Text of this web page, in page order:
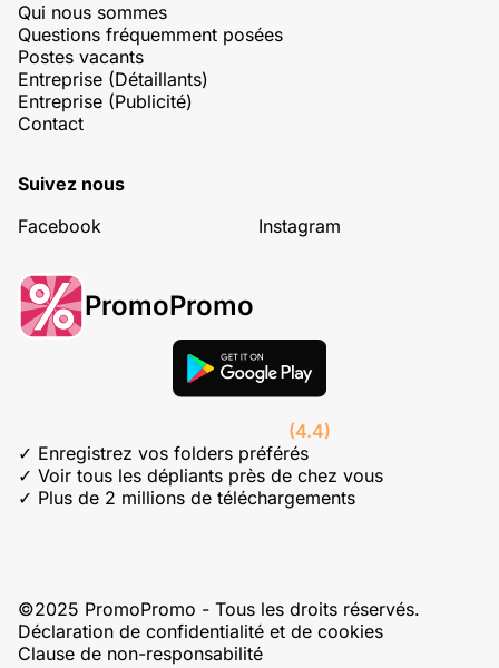
Qui nous sommes
Questions fréquemment posées
Postes vacants
Entreprise (Détaillants)
Entreprise (Publicité)
Contact
Suivez nous
Facebook
Instagram
PromoPromo
(4.4)
✓ Enregistrez vos folders préférés
✓ Voir tous les dépliants près de chez vous
✓ Plus de 2 millions de téléchargements
©2025 PromoPromo - Tous les droits réservés.
Déclaration de confidentialité et de cookies
Clause de non-responsabilité